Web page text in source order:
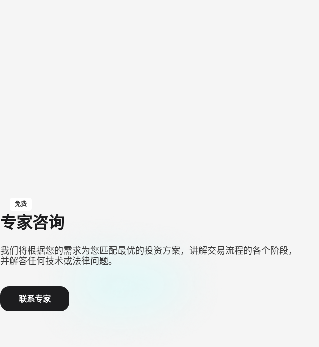
免费
专家咨询
我们将根据您的需求为您匹配最优的投资方案，讲解交易流程的各个阶段，
并解答任何技术或法律问题。
联系专家